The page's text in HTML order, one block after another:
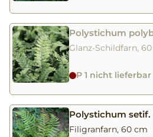
Polystichum
Glanz-Schildfarn,
P 1 nicht lieferbar
Polystichum setif.
Filigranfarn, 60 cm